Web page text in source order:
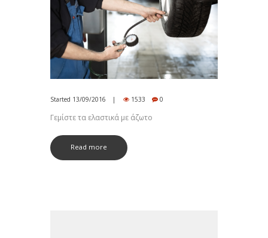
Started 13/09/2016 1533 0
Γεμίστε τα ελαστικά με άζωτο
Read more